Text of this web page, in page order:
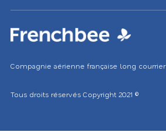
Compagnie aérienne française long courrier
Tous droits réservés Copyright 2021 ©